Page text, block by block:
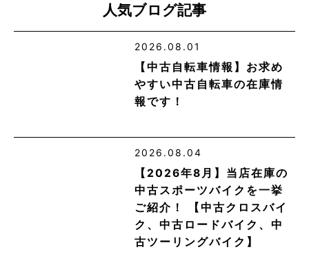
人気ブログ記事
2026.08.01
【中古自転車情報】お求め
やすい中古自転車の在庫情
報です！
2026.08.04
【2026年8月】当店在庫の
中古スポーツバイクを一挙
ご紹介！ 【中古クロスバイ
ク、中古ロードバイク、中
古ツーリングバイク】